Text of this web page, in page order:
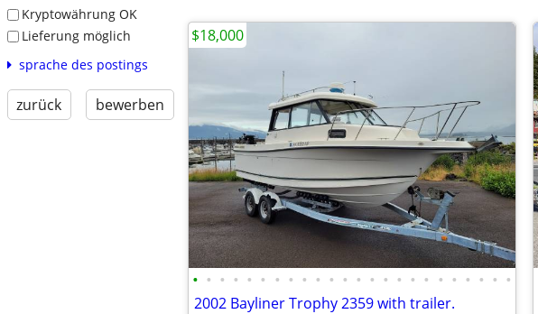
Kryptowährung OK
Lieferung möglich
sprache des postings
zurück bewerben
• • • • • • • • • • • • • • • • • • • • • • • •
2002 Bayliner Trophy 2359 with trailer.
$18,000